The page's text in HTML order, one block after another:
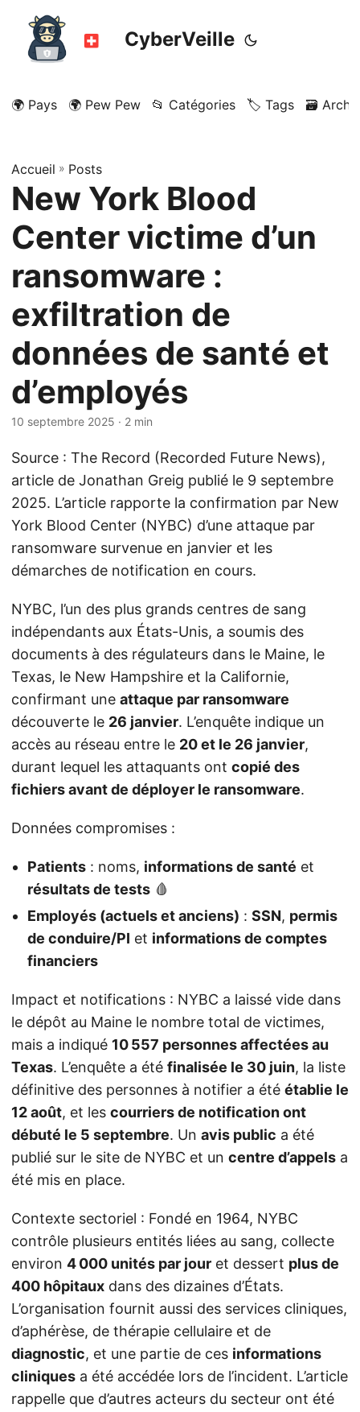
CyberVeille
🌍 Pays 🌍 Pew Pew 📂 Catégories 🏷️ Tags 🗃️
Accueil » Posts
New York Blood
Center victime d’un
ransomware :
exfiltration de
données de santé et
d’employés
10 septembre 2025 · 2 min
Source : The Record (Recorded Future News),
article de Jonathan Greig publié le 9 septembre
2025. L’article rapporte la confirmation par New
York Blood Center (NYBC) d’une attaque par
ransomware survenue en janvier et les
démarches de notification en cours.
NYBC, l’un des plus grands centres de sang
indépendants aux États-Unis, a soumis des
documents à des régulateurs dans le Maine, le
Texas, le New Hampshire et la Californie,
confirmant une attaque par ransomware
découverte le 26 janvier. L’enquête indique un
accès au réseau entre le 20 et le 26 janvier,
durant lequel les attaquants ont copié des
fichiers avant de déployer le ransomware.
Données compromises :
Patients : noms, informations de santé et
résultats de tests 🩸
Employés (actuels et anciens) : SSN, permis
de conduire/PI et informations de comptes
financiers
Impact et notifications : NYBC a laissé vide dans
le dépôt au Maine le nombre total de victimes,
mais a indiqué 10 557 personnes affectées au
Texas. L’enquête a été finalisée le 30 juin, la liste
définitive des personnes à notifier a été établie le
12 août, et les courriers de notification ont
débuté le 5 septembre. Un avis public a été
publié sur le site de NYBC et un centre d’appels a
été mis en place.
Contexte sectoriel : Fondé en 1964, NYBC
contrôle plusieurs entités liées au sang, collecte
environ 4 000 unités par jour et dessert plus de
400 hôpitaux dans des dizaines d’États.
L’organisation fournit aussi des services cliniques,
d’aphérèse, de thérapie cellulaire et de
diagnostic, et une partie de ces informations
cliniques a été accédée lors de l’incident. L’article
rappelle que d’autres acteurs du secteur ont été